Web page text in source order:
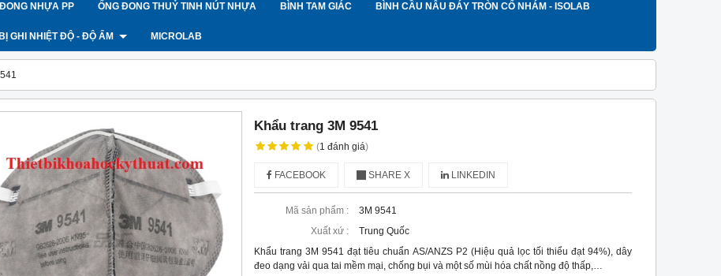
NHỰA PP ỐNG ĐONG THUỶ TINH NÚT NHỰA BÌNH TAM GIÁC BÌNH CẦU NÂU ĐÁY TRÒN CỔ NHÁM - ISOLAB
GHI NHIỆT ĐỘ - ĐỘ ẨM MICROLAB
Khẩu trang 3M 9541
(1đánh giá)
FACEBOOK SHARE X LINKEDIN
Mã sản phẩm :
3M 9541
Xuất xứ :
Trung Quốc
Khẩu trang 3M 9541 đạt tiêu chuẩn AS/ANZS P2 (Hiệu quả lọc tối thiểu đạt 94%), dây
đeo dạng vải qua tai mềm mại, chống bụi và một số mùi hóa chất nồng độ thấp,…